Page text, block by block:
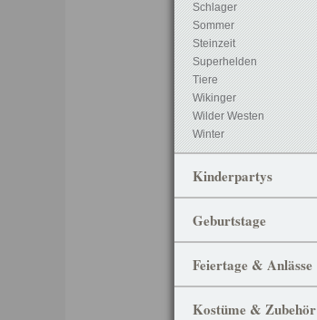
Schlager
Sommer
Steinzeit
Superhelden
Tiere
Wikinger
Wilder Westen
Winter
Kinderpartys
Geburtstage
Feiertage & Anlässe
Kostüme & Zubehör